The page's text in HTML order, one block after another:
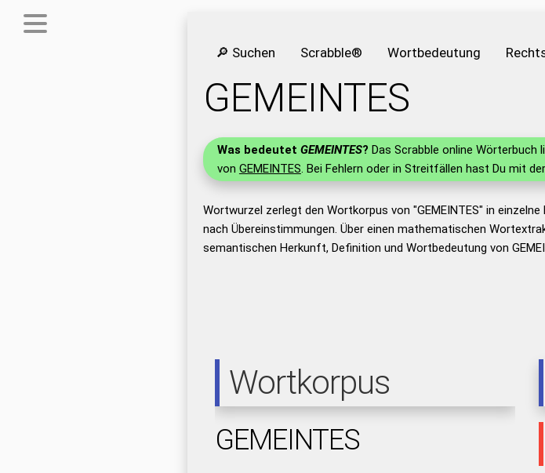
🔎 Suchen Scrabble® Wortbedeutung
GEMEINTES
Was bedeutet GEMEINTES? Das Scrabble online Wörterbuch
von GEMEINTES. Bei Fehlern oder in Streitfällen hast Du mit der
Wortwurzel zerlegt den Wortkorpus von "GEMEINTES" in
nach Übereinstimmungen. Über einen mathematischen
semantischen Herkunft, Definition und Wortbedeutung von
Wortkorpus
GEMEINTES